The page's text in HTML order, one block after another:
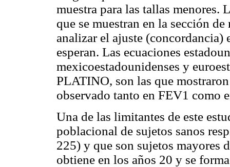
muestra para las tallas menores.
que se muestran en la sección
analizar el ajuste (concordancia)
esperan. Las ecuaciones
mexicoestadounidenses y
PLATINO, son las que
observado tanto en FEV1 como
Una de las limitantes de este
poblacional de sujetos sanos
225) y que son sujetos mayores
obtiene en los años 20 y se